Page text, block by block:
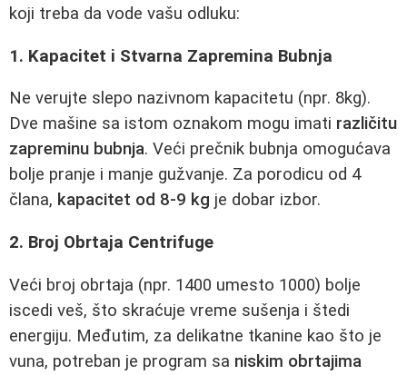
koji treba da vode vašu odluku:
1. Kapacitet i Stvarna Zapremina Bubnja
Ne verujte slepo nazivnom kapacitetu (npr. 8kg).
Dve mašine sa istom oznakom mogu imati različitu
zapreminu bubnja. Veći prečnik bubnja omogućava
bolje pranje i manje gužvanje. Za porodicu od 4
člana, kapacitet od 8-9 kg je dobar izbor.
2. Broj Obrtaja Centrifuge
Veći broj obrtaja (npr. 1400 umesto 1000) bolje
iscedi veš, što skraćuje vreme sušenja i štedi
energiju. Međutim, za delikatne tkanine kao što je
vuna, potreban je program sa niskim obrtajima